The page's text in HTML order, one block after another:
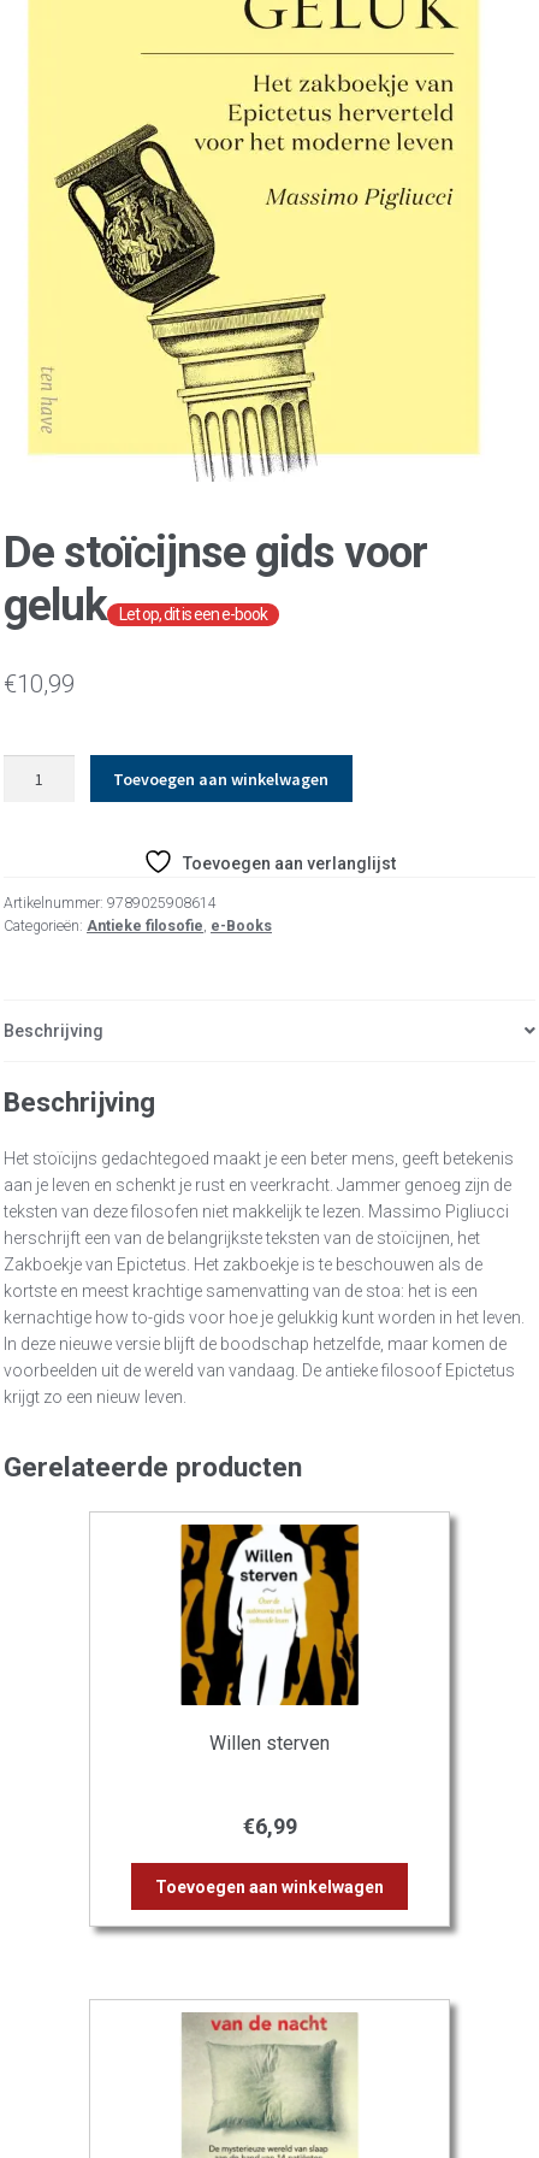
De stoïcijnse gids voor
geluk
€10,99
aantal
Toevoegen aan winkelwagen
Toevoegen aan verlanglijst
Artikelnummer: 9789025908614
Categorieën: Antieke filosofie, e-Books
Beschrijving
Beschrijving
Het stoïcijns gedachtegoed maakt je een beter mens, geeft betekenis
aan je leven en schenkt je rust en veerkracht. Jammer genoeg zijn de
teksten van deze filosofen niet makkelijk te lezen. Massimo Pigliucci
herschrijft een van de belangrijkste teksten van de stoïcijnen, het
Zakboekje van Epictetus. Het zakboekje is te beschouwen als de
kortste en meest krachtige samenvatting van de stoa: het is een
kernachtige how to-gids voor hoe je gelukkig kunt worden in het leven.
In deze nieuwe versie blijft de boodschap hetzelfde, maar komen de
voorbeelden uit de wereld van vandaag. De antieke filosoof Epictetus
krijgt zo een nieuw leven.
Gerelateerde producten
Willen sterven
€6,99
Toevoegen aan winkelwagen